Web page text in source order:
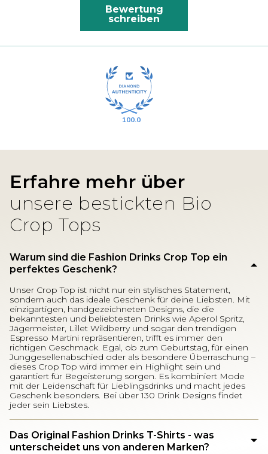
Bewertung
schreiben
100.0
Erfahre mehr über
unsere bestickten Bio
Crop Tops
Warum sind die Fashion Drinks Crop Top ein
perfektes Geschenk?
Unser Crop Top ist nicht nur ein stylisches Statement,
sondern auch das ideale Geschenk für deine Liebsten. Mit
einzigartigen, handgezeichneten Designs, die die
bekanntesten und beliebtesten Drinks wie Aperol Spritz,
Jägermeister, Lillet Wildberry und sogar den trendigen
Espresso Martini repräsentieren, trifft es immer den
richtigen Geschmack. Egal, ob zum Geburtstag, für einen
Junggesellenabschied oder als besondere Überraschung –
dieses Crop Top wird immer ein Highlight sein und
garantiert für Begeisterung sorgen. Es kombiniert Mode
mit der Leidenschaft für Lieblingsdrinks und macht jedes
Geschenk besonders. Bei über 130 Drink Designs findet
jeder sein Liebstes.
Das Original Fashion Drinks T-Shirts - was
unterscheidet uns von anderen Marken?